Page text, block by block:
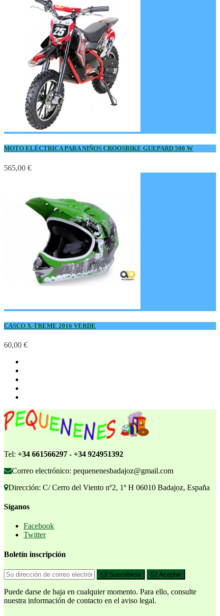
MOTO ELÉCTRICA PARA NIÑOS CROOSBIKE GUEPARD 500 W
565,00 €
CASCO X-TREME 2016 VERDE
60,00 €
Tel: +34 661566297 - +34 924951392
Correo electrónico: pequenenesbadajoz@gmail.com
Dirección: C/ Cerro del Viento nº2, 1º H 06010 Badajoz, España
Síganos
Facebook
Twitter
Boletín inscripción
Suscribirse Aceptar
Puede darse de baja en cualquier momento. Para ello, consulte
nuestra información de contacto en el aviso legal.